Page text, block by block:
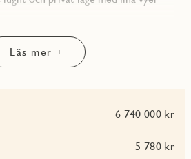
köket om 17 kvadratmeter
smart förvaring och plats för en
och vänner kan samlas. Intill ligger
balkong som blir en naturlig
under årets varmare månader. Här
och odlingar, perfekt för
Läs mer +
6 740 000 kr
5 780 kr